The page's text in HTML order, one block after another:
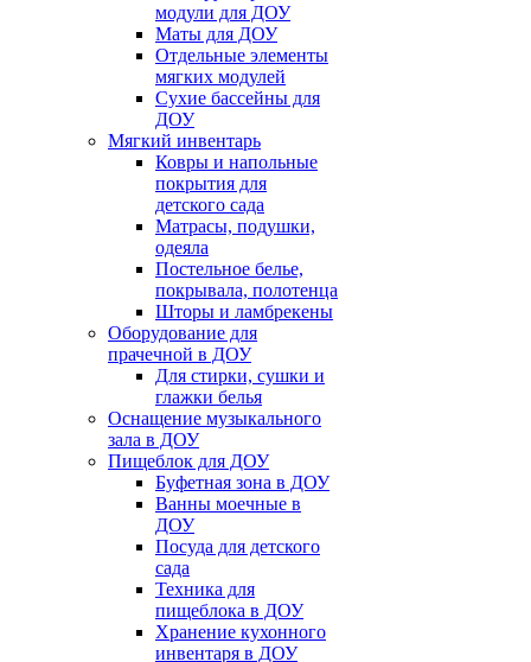
модули для ДОУ
Маты для ДОУ
Отдельные элементы
мягких модулей
Сухие бассейны для
ДОУ
Мягкий инвентарь
Ковры и напольные
покрытия для
детского сада
Матрасы, подушки,
одеяла
Постельное белье,
покрывала, полотенца
Шторы и ламбрекены
Оборудование для
прачечной в ДОУ
Для стирки, сушки и
глажки белья
Оснащение музыкального
зала в ДОУ
Пищеблок для ДОУ
Буфетная зона в ДОУ
Ванны моечные в
ДОУ
Посуда для детского
сада
Техника для
пищеблока в ДОУ
Хранение кухонного
инвентаря в ДОУ